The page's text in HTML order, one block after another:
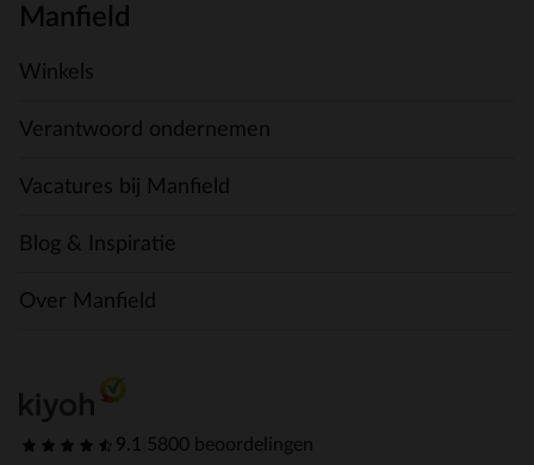
Manfield
Winkels
Verantwoord ondernemen
Vacatures bij Manfield
Blog & Inspiratie
Over Manfield
9.1 5800 beoordelingen